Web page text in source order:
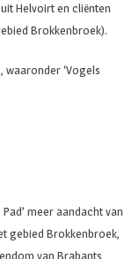
Helvoirt en cliënten
Brokkenbroek).
waaronder ‘Vogels
meer aandacht van
gebied Brokkenbroek,
van Brabants